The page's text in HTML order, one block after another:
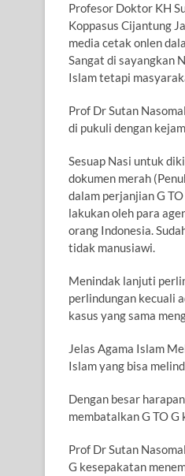
Profesor Doktor KH
Koppasus Cijantung
media cetak onlen
Sangat di sayangkan
Islam tetapi
Prof Dr Sutan
di pukuli dengan
Sesuap Nasi untuk
dokumen merah
dalam perjanjian G
lakukan oleh para
orang Indonesia.
tidak manusiawi.
Menindak lanjuti
perlindungan kecuali
kasus yang sama
Jelas Agama Islam
Islam yang bisa
Dengan besar
membatalkan G TO
Prof Dr Sutan
G kesepakatan